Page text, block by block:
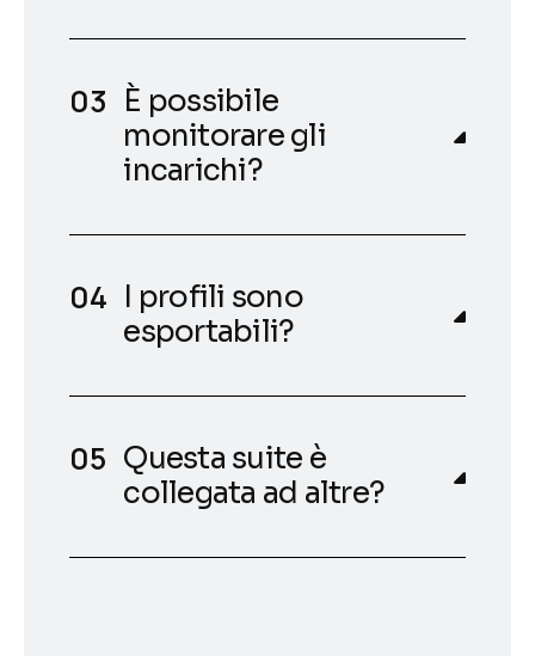
È possibile
monitorare gli
incarichi?
I profili sono
esportabili?
Questa suite è
collegata ad altre?